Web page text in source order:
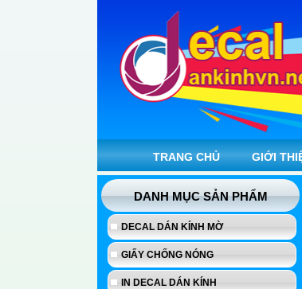
TRANG CHỦ GIỚI
DANH MỤC SẢN PHẨM
DECAL DÁN KÍNH MỜ
GIẤY CHỐNG NÓNG
IN DECAL DÁN KÍNH